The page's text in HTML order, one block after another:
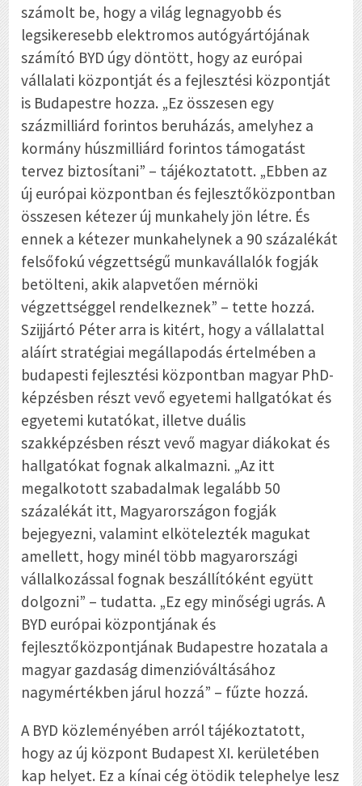
számolt be, hogy a világ legnagyobb és
legsikeresebb elektromos autógyártójának
számító BYD úgy döntött, hogy az európai
vállalati központját és a fejlesztési központját
is Budapestre hozza. „Ez összesen egy
százmilliárd forintos beruházás, amelyhez a
kormány húszmilliárd forintos támogatást
tervez biztosítani” – tájékoztatott. „Ebben az
új európai központban és fejlesztőközpontban
összesen kétezer új munkahely jön létre. És
ennek a kétezer munkahelynek a 90 százalékát
felsőfokú végzettségű munkavállalók fogják
betölteni, akik alapvetően mérnöki
végzettséggel rendelkeznek” – tette hozzá.
Szijjártó Péter arra is kitért, hogy a vállalattal
aláírt stratégiai megállapodás értelmében a
budapesti fejlesztési központban magyar PhD-
képzésben részt vevő egyetemi hallgatókat és
egyetemi kutatókat, illetve duális
szakképzésben részt vevő magyar diákokat és
hallgatókat fognak alkalmazni. „Az itt
megalkotott szabadalmak legalább 50
százalékát itt, Magyarországon fogják
bejegyezni, valamint elkötelezték magukat
amellett, hogy minél több magyarországi
vállalkozással fognak beszállítóként együtt
dolgozni” – tudatta. „Ez egy minőségi ugrás. A
BYD európai központjának és
fejlesztőközpontjának Budapestre hozatala a
magyar gazdaság dimenzióváltásához
nagymértékben járul hozzá” – fűzte hozzá.
A BYD közleményében arról tájékoztatott,
hogy az új központ Budapest XI. kerületében
kap helyet. Ez a kínai cég ötödik telephelye lesz